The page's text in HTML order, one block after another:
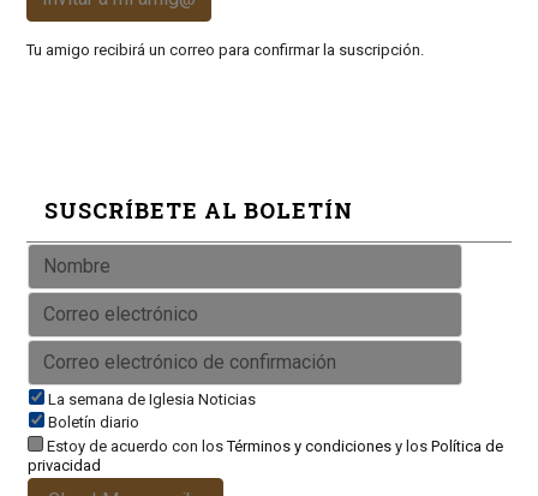
Tu amigo recibirá un correo para confirmar la suscripción.
SUSCRÍBETE AL BOLETÍN
La semana de Iglesia Noticias
Boletín diario
Estoy de acuerdo con losTérminos y condicionesy los Política de
privacidad